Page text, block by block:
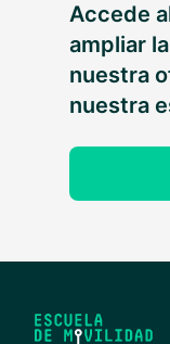
Accede
ampliar
nuestra
nuestra